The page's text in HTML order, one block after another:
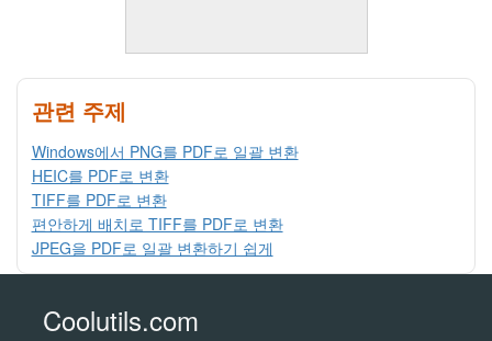
관련 주제
Windows에서 PNG를 PDF로 일괄 변환
HEIC를 PDF로 변환
TIFF를 PDF로 변환
편안하게 배치로 TIFF를 PDF로 변환
JPEG을 PDF로 일괄 변환하기 쉽게
Coolutils.com